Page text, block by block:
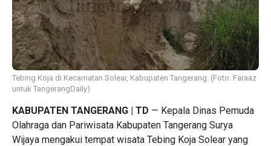
Tebing Koja di Kecamatan Solear, Kabupaten Tangerang. (Foto: Faraaz
untuk TangerangDaily)
KABUPATEN TANGERANG | TD — Kepala Dinas Pemuda
Olahraga dan Pariwisata Kabupaten Tangerang Surya
Wijaya mengakui tempat wisata Tebing Koja Solear yang